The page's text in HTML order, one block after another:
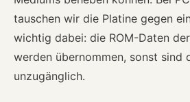
tauschen wir die Platine gegen
wichtig dabei: die ROM-Daten
werden übernommen, sonst sind
unzugänglich.